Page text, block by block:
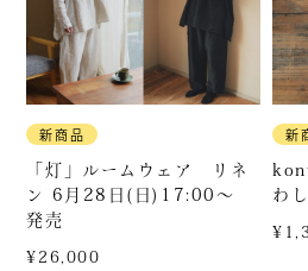
新商品
「灯」ルームウェア リネ
ン 6月28日(日)17:00～
発売
¥26,000
新
わし